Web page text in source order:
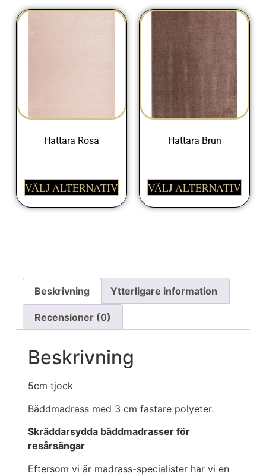
Hattara Rosa
VÄLJ ALTERNATIV
Hattara Brun
VÄLJ ALTERNATIV
Beskrivning Ytterligare information
Recensioner (0)
Beskrivning
5cm tjock
Bäddmadrass med 3 cm fastare polyeter.
Skräddarsydda bäddmadrasser för
resårsängar
Eftersom vi är madrass-specialister har vi en